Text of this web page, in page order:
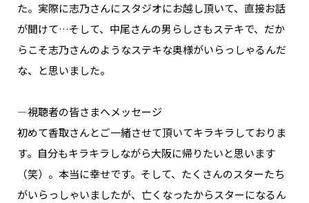
た。実際に志乃さんにスタジオにお越し頂いて、直接お話
が聞けて…そして、中尾さんの男らしさもステキで、だか
らこそ志乃さんのようなステキな奥様がいらっしゃるんだ
な、と思いました。
―視聴者の皆さまへメッセージ
初めて香取さんとご一緒させて頂いてキラキラしておりま
す。自分もキラキラしながら大阪に帰りたいと思います
（笑）。本当に幸せです。そして、たくさんのスターたち
がいらっしゃいましたが、亡くなったからスターになるん